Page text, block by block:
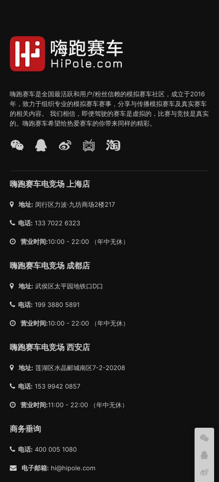
嗨跑赛车是全国最活跃和用户/粉丝信赖的模拟赛车社区，成立于2016
年，致力于组织专业的模拟赛车赛事，分享与传播模拟赛车及真实赛车
的相关内容。 我们相信，即便驾驶的赛车是虚拟的，比赛与竞技是真实
的。嗨跑赛车希望给热爱赛车的你带来同样的精彩。
嗨跑赛车电竞场 上海店
地址: 闵行区力波·九坊商场2楼217
电话: 133 7022 6323
营业时间:10:00 - 22:00 （年中无休）
嗨跑赛车电竞场 成都店
地址: 武侯区太平园地铁口D口
电话: 199 3880 5891
营业时间:10:00 - 22:00 （年中无休）
嗨跑赛车电竞场 西安店
地址: 莲湖区水晶郦城南区7-2-20208
电话: 153 9942 0857
营业时间:11:00 - 22:00 （年中无休）
商务垂询
电话: 400 005 1080
电子邮箱: hi@hipole.com